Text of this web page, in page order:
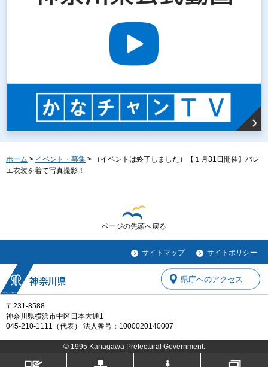
ホーム > イベント・募集 > （イベントは終了しました）【１月31日開催】バレ
エ衣装を着て写真撮影！
ページの先頭へ戻る
サイトマップ サイトポリシー
〒231-8588
神奈川県横浜市中区日本大通1
045-210-1111（代表） 法人番号：1000020140007
県庁へのアクセス
© 1995 Kanagawa Prefectural Government.